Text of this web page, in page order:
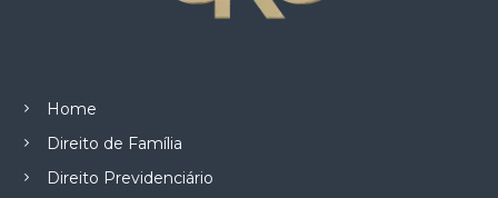
Home
Direito de Família
Direito Previdenciário